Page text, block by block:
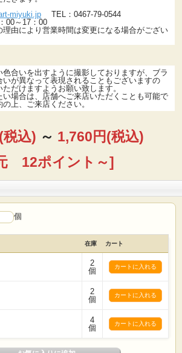
miyuki.jp TEL：0467-79-0544
00～17：00
由により営業時間は変更になる場合がござい
合いを出すように撮影しておりますが、ブラ
いが異なって表現されることもございますの
だけますようお願い致します。
い場合は、店舗へご来店いただくことも可能で
上、ご来店ください。
(税込) ～ 1,760円(税込)
12ポイント～]
個
在庫 カート
2
個
2
個
4
個